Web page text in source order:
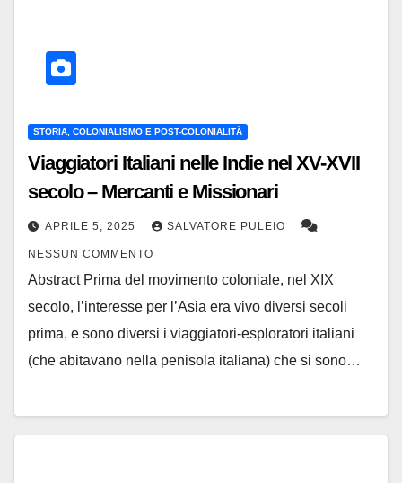
STORIA, COLONIALISMO E POST-COLONIALITÀ
Viaggiatori Italiani nelle Indie nel XV-XVII
secolo – Mercanti e Missionari
APRILE 5, 2025 SALVATORE PULEIO
NESSUN COMMENTO
Abstract Prima del movimento coloniale, nel XIX
secolo, l’interesse per l’Asia era vivo diversi secoli
prima, e sono diversi i viaggiatori-esploratori italiani
(che abitavano nella penisola italiana) che si sono…